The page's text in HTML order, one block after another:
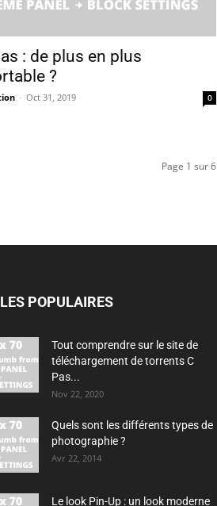
: de plus en plus
?
- Oct 31, 2019 0
Page 1 sur 6
POPULAIRES
Tout comprendre sur le site de
téléchargement de torrents C
Pas...
Nov 22, 2020
Quels sont les différents types de
photographie ?
Avr 22, 2014
Le look Pin-Up : un look moderne